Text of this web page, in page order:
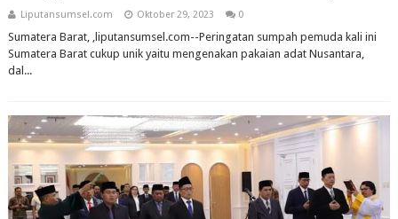
Liputansumsel.com Oktober 29, 2023 0
Sumatera Barat, ,liputansumsel.com--Peringatan sumpah pemuda kali ini
Sumatera Barat cukup unik yaitu mengenakan pakaian adat Nusantara,
dal...